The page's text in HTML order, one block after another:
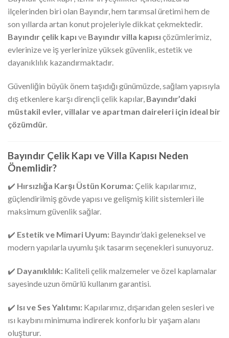
ilçelerinden biri olan Bayındır, hem tarımsal üretimi hem de
son yıllarda artan konut projeleriyle dikkat çekmektedir.
Bayındır çelik kapı ve Bayındır villa kapısı çözümlerimiz,
evlerinize ve iş yerlerinize yüksek güvenlik, estetik ve
dayanıklılık kazandırmaktadır.
Güvenliğin büyük önem taşıdığı günümüzde, sağlam yapısıyla
dış etkenlere karşı dirençli çelik kapılar, Bayındır’daki
müstakil evler, villalar ve apartman daireleri için ideal bir
çözümdür.
Bayındır Çelik Kapı ve Villa Kapısı Neden
Önemlidir?
✔️ Hırsızlığa Karşı Üstün Koruma:Çelik kapılarımız,
güçlendirilmiş gövde yapısı ve gelişmiş kilit sistemleri ile
maksimum güvenlik sağlar.
✔️ Estetik ve Mimari Uyum: Bayındır’daki geleneksel ve
modern yapılarla uyumlu şık tasarım seçenekleri sunuyoruz.
✔️ Dayanıklılık: Kaliteli çelik malzemeler ve özel kaplamalar
sayesinde uzun ömürlü kullanım garantisi.
✔️ Isı ve Ses Yalıtımı: Kapılarımız, dışarıdan gelen sesleri ve
ısı kaybını minimuma indirerek konforlu bir yaşam alanı
oluşturur.